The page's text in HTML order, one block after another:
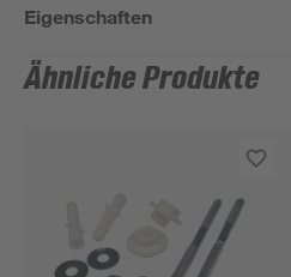
Eigenschaften
Ähnliche Produkte